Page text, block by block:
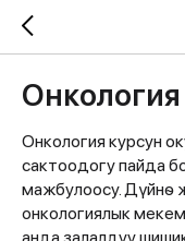
Онкология
Онкология курсун
сактоодогу пайда
мажбулоосу. Дүйнѳ
онкологиялык